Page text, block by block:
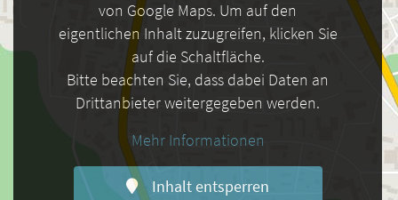
von Google Maps. Um auf den
eigentlichen Inhalt zuzugreifen, klicken Sie
auf die Schaltfläche.
Bitte beachten Sie, dass dabei Daten an
Drittanbieter weitergegeben werden.
Mehr Informationen
Inhalt entsperren